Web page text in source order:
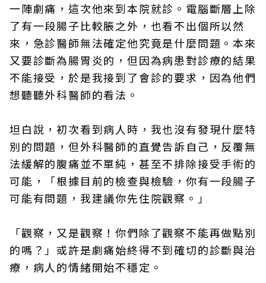
一陣劇痛，這次他來到本院就診。電腦斷層上除
了有一段腸子比較脹之外，也看不出個所以然
來，急診醫師無法確定他究竟是什麼問題。本來
又要診斷為腸胃炎的，但因為病患對診療的結果
不能接受，於是我接到了會診的要求，因為他們
想聽聽外科醫師的看法。
坦白說，初次看到病人時，我也沒有發現什麼特
別的問題，但外科醫師的直覺告訴自己，反覆無
法緩解的腹痛並不單純，甚至不排除接受手術的
可能，「根據目前的檢查與檢驗，你有一段腸子
可能有問題，我建議你先住院觀察。」
「觀察，又是觀察！你們除了觀察不能再做點別
的嗎？」或許是劇痛始終得不到確切的診斷與治
療，病人的情緒開始不穩定。